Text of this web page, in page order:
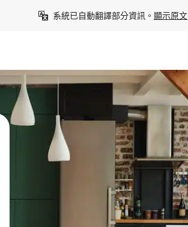
系統已自動翻譯部分資訊。 顯示原文
置。